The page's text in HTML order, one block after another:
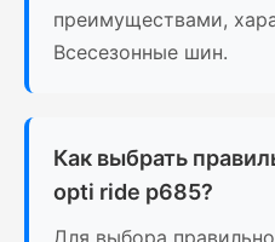
преимуществами,
Всесезонные шин.
Как выбрать
opti ride p685?
Для выбора